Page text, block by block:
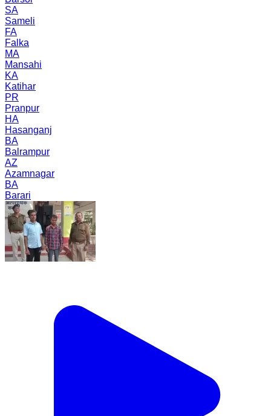
SA
Sameli
FA
Falka
MA
Mansahi
KA
Katihar
PR
Pranpur
HA
Hasanganj
BA
Balrampur
AZ
Azamnagar
BA
Barari